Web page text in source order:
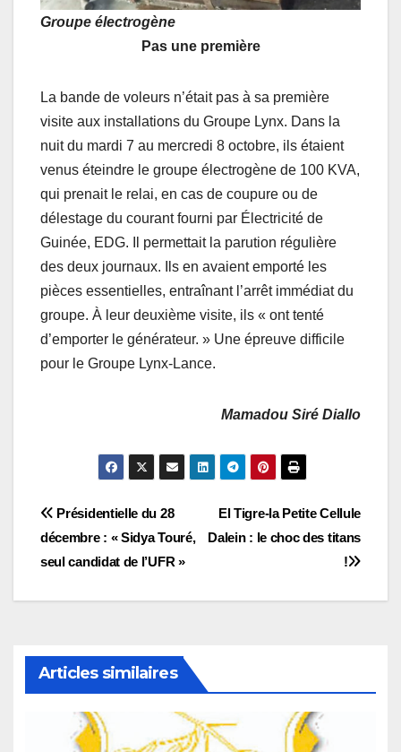
Groupe électrogène
Pas une première
La bande de voleurs n’était pas à sa première
visite aux installations du Groupe Lynx. Dans la
nuit du mardi 7 au mercredi 8 octobre, ils étaient
venus éteindre le groupe électrogène de 100 KVA,
qui prenait le relai, en cas de coupure ou de
délestage du courant fourni par Électricité de
Guinée, EDG. Il permettait la parution régulière
des deux journaux. Ils en avaient emporté les
pièces essentielles, entraînant l’arrêt immédiat du
groupe. À leur deuxième visite, ils « ont tenté
d’emporter le générateur. » Une épreuve difficile
pour le Groupe Lynx-Lance.
Mamadou Siré Diallo
Navigation
de
l’article
El Tigre-la Petite Cellule
Dalein : le choc des titans
!
Présidentielle du 28
décembre : « Sidya Touré,
seul candidat de l’UFR »
Articles similaires